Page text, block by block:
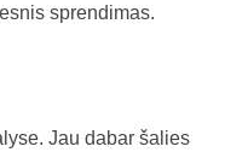
sprendimas.
Jau dabar šalies